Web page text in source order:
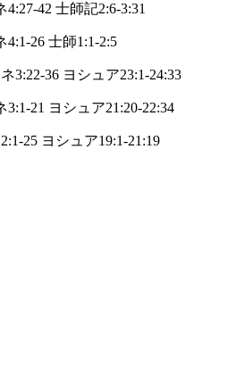
42 士師記2:6-3:31
4:1-26 士師1:1-2:5
3:22-36 ヨシュア23:1-24:33
3:1-21 ヨシュア21:20-22:34
25 ヨシュア19:1-21:19